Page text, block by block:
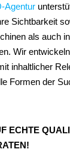
Agentur
Sichtbarkeit
als auch
Wir
inhaltlicher
Formen der
ECHTE